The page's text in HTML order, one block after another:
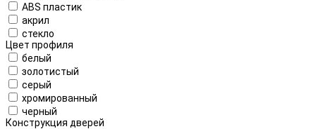
ABS пластик
акрил
стекло
Цвет профиля
белый
золотистый
серый
хромированный
черный
Конструкция дверей